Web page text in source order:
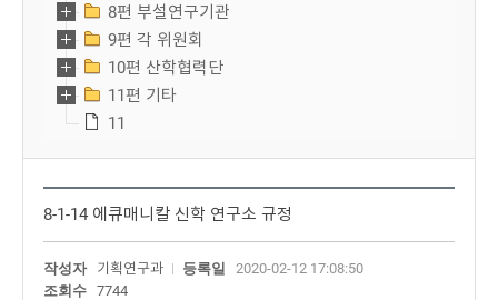
8편 부설연구기관
9편 각 위원회
10편 산학협력단
11편 기타
11
8-1-14 에큐매니칼 신학 연구소 규정
작성자 기획연구과 등록일
2020-02-12 17:08:50
조회수
7744